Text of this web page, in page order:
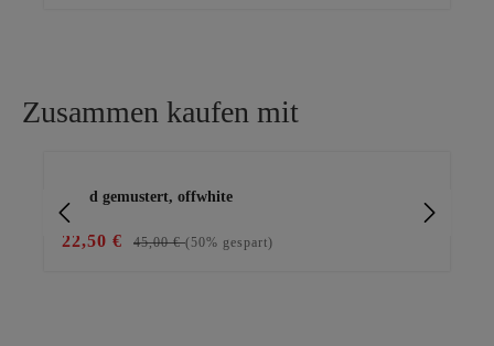
Zusammen kaufen mit
Kleid gemustert, offwhite
22,50 € 45,00 €(50% gespart)